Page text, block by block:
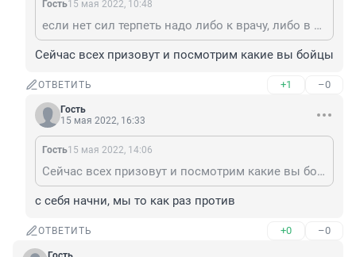
Гость15 мая 2022, 10:48
если нет сил терпеть надо либо к врачу, либо в туалет
Сейчас всех призовут и посмотрим какие вы бойцы
ОТВЕТИТЬ +1 –0
Гость
15 мая 2022, 16:33
Гость15 мая 2022, 14:06
Сейчас всех призовут и посмотрим какие вы бойцы
с себя начни, мы то как раз против
ОТВЕТИТЬ +0 –0